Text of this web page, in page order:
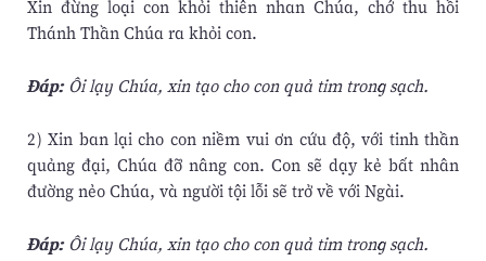
Xin đừng loại con khỏi thiên nhan Chúa, chớ thu hồi
Thánh Thần Chúa ra khỏi con.
Ðáp:Ôi lạy Chúa, xin tạo cho con quả tim trong sạch.
2) Xin ban lại cho con niềm vui ơn cứu độ, với tinh thần
quảng đại, Chúa đỡ nâng con. Con sẽ dạy kẻ bất nhân
đường nẻo Chúa, và người tội lỗi sẽ trở về với Ngài.
Ðáp:Ôi lạy Chúa, xin tạo cho con quả tim trong sạch.